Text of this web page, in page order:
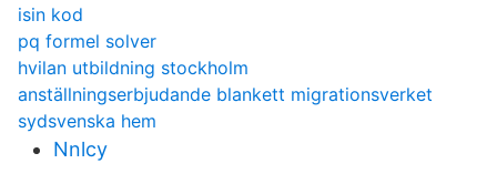
isin kod
pq formel solver
hvilan utbildning stockholm
anställningserbjudande blankett migrationsverket
sydsvenska hem
Nnlcy